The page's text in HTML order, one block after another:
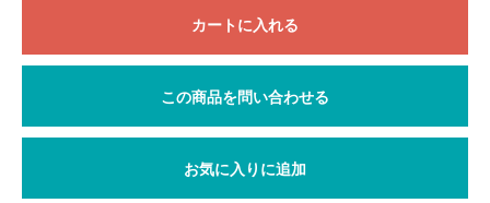
カートに入れる
この商品を問い合わせる
お気に入りに追加